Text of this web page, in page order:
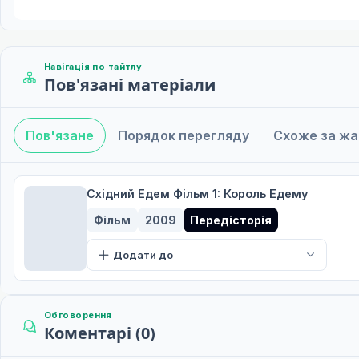
Навігація по тайтлу
Пов'язані матеріали
Пов'язане Порядок перегляду Схоже за
Східний Едем Фільм 1: Король Едему
Фільм
2009 Передісторія
Додати до
Обговорення
Коментарі (0)